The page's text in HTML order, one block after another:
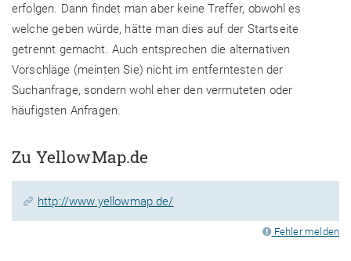
erfolgen. Dann findet man aber keine Treffer, obwohl es
welche geben würde, hätte man dies auf der Startseite
getrennt gemacht. Auch entsprechen die alternativen
Vorschläge (meinten Sie) nicht im entferntesten der
Suchanfrage, sondern wohl eher den vermuteten oder
häufigsten Anfragen.
Zu YellowMap.de
http://www.yellowmap.de/
Fehler melden